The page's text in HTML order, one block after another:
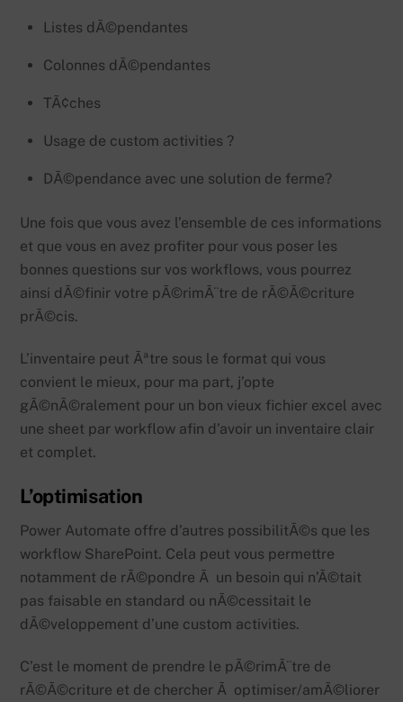
Listes dÃ©pendantes
Colonnes dÃ©pendantes
TÃ¢ches
Usage de custom activities ?
DÃ©pendance avec une solution de ferme?
Une fois que vous avez l’ensemble de ces informations
et que vous en avez profiter pour vous poser les
bonnes questions sur vos workflows, vous pourrez
ainsi dÃ©finir votre pÃ©rimÃ¨tre de rÃ©Ã©criture
prÃ©cis.
L’inventaire peut Ãªtre sous le format qui vous
convient le mieux, pour ma part, j’opte
gÃ©nÃ©ralement pour un bon vieux fichier excel avec
une sheet par workflow afin d’avoir un inventaire clair
et complet.
L’optimisation
Power Automate offre d’autres possibilitÃ©s que les
workflow SharePoint. Cela peut vous permettre
notamment de rÃ©pondre Ã un besoin qui n’Ã©tait
pas faisable en standard ou nÃ©cessitait le
dÃ©veloppement d’une custom activities.
C’est le moment de prendre le pÃ©rimÃ¨tre de
rÃ©Ã©criture et de chercher Ã optimiser/amÃ©liorer